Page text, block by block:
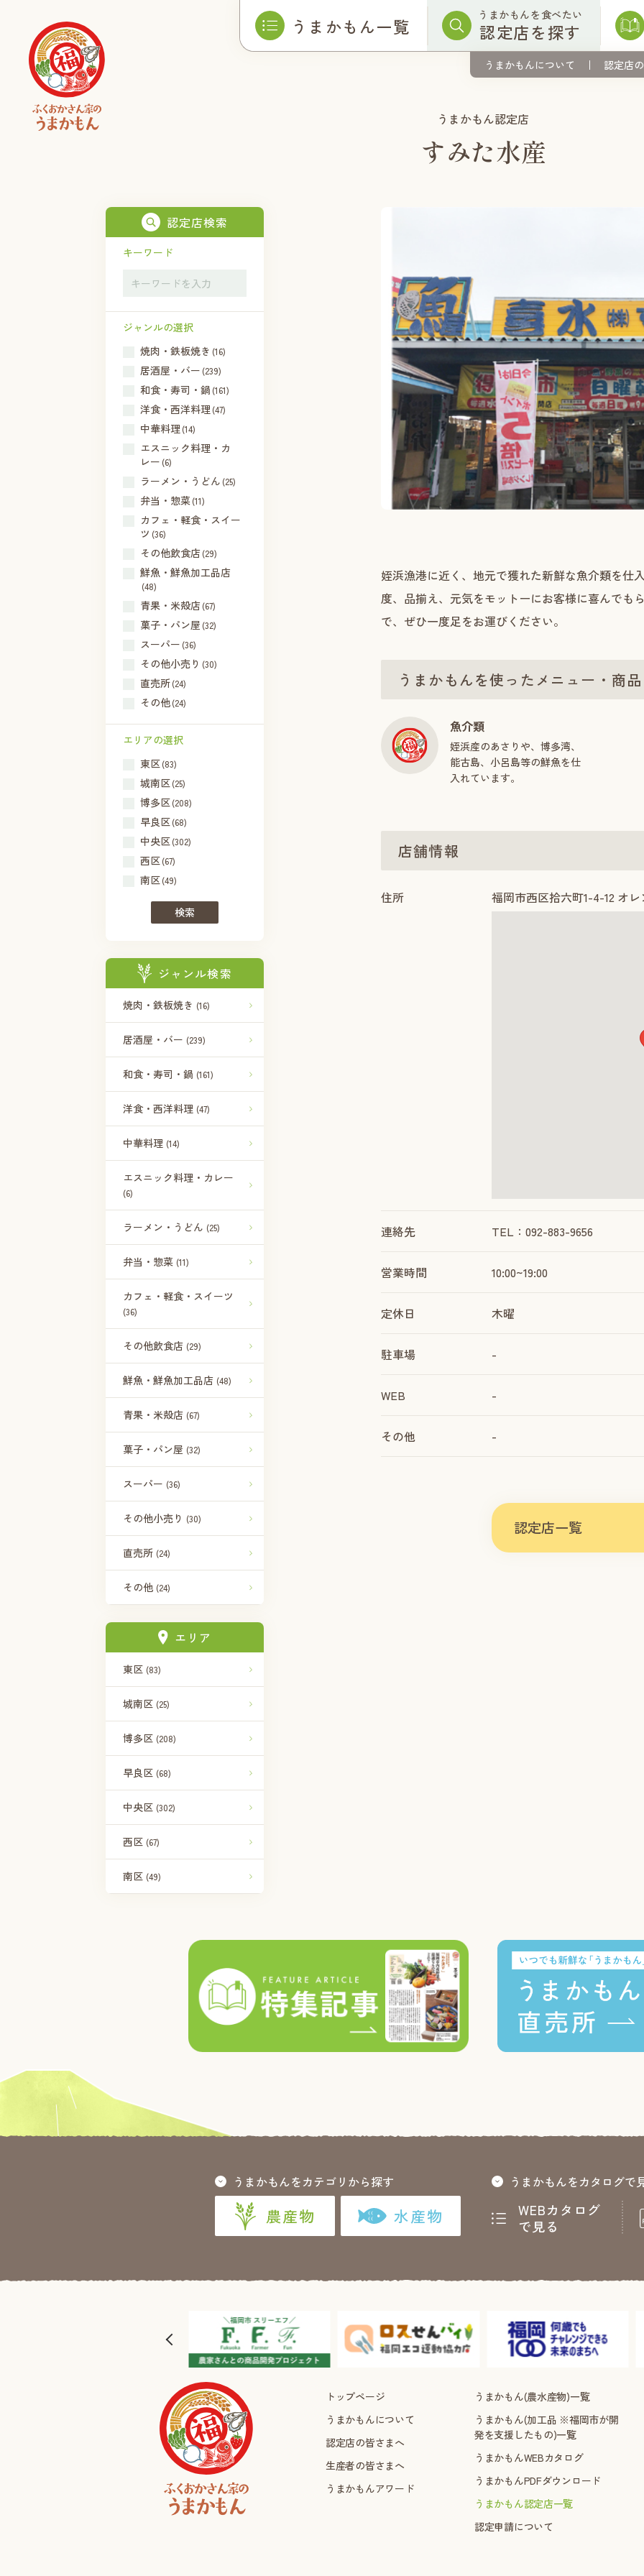
うまかもん一覧 うまかもんを食べたい
認定店を探す
うまかもんについて 認定店
うまかもん認定店
すみた水産
認定店検索
キーワード
ジャンルの選択
焼肉・鉄板焼き (16)
居酒屋・バー (239)
和食・寿司・鍋 (161)
洋食・西洋料理 (47)
中華料理 (14)
エスニック料理・カ
レー (6)
ラーメン・うどん (25)
弁当・惣菜(11)
カフェ・軽食・スイー
ツ (36)
その他飲食店(29)
鮮魚・鮮魚加工品店
(48)
青果・米殻店(67)
菓子・パン屋 (32)
スーパー (36)
その他小売り (30)
直売所(24)
その他(24)
エリアの選択
東区(83)
城南区(25)
博多区(208)
早良区(68)
中央区(302)
西区(67)
南区(49)
検索
ジャンル検索
焼肉・鉄板焼き (16)
居酒屋・バー (239)
和食・寿司・鍋 (161)
洋食・西洋料理 (47)
中華料理 (14)
エスニック料理・カレー
(6)
ラーメン・うどん (25)
弁当・惣菜 (11)
カフェ・軽食・スイーツ
(36)
その他飲食店 (29)
鮮魚・鮮魚加工品店 (48)
青果・米殻店 (67)
菓子・パン屋 (32)
スーパー (36)
その他小売り (30)
直売所 (24)
その他 (24)
エリア
東区 (83)
城南区 (25)
博多区 (208)
早良区 (68)
中央区 (302)
西区 (67)
南区 (49)
姪浜漁港に近く、地元で獲れた新鮮な魚介類を仕
度、品揃え、元気をモットーにお客様に喜んでも
で、ぜひ一度足をお運びください。
うまかもんを使ったメニュー・商品
魚介類
姪浜産のあさりや、博多湾、
能古島、小呂島等の鮮魚を仕
入れています。
店舗情報
住所 福岡市西区拾六町1-4-12 オ
連絡先 TEL：092-883-9656
営業時間 10:00~19:00
定休日 木曜
駐車場 -
WEB -
その他 -
認定店一覧
うまかもんをカテゴリから探す
農産物 水産物
うまかもんをカタログで
WEBカタログ
で見る
トップページ
うまかもんについて
認定店の皆さまへ
生産者の皆さまへ
うまかもんアワード
うまかもん(農水産物)一覧
うまかもん(加工品 ※福岡市が開
発を支援したもの)一覧
うまかもんWEBカタログ
うまかもんPDFダウンロード
うまかもん認定店一覧
認定申請について